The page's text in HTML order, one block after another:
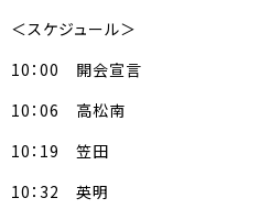
＜スケジュール＞
10：00 開会宣言
10：06 高松南
10：19 笠田
10：32 英明